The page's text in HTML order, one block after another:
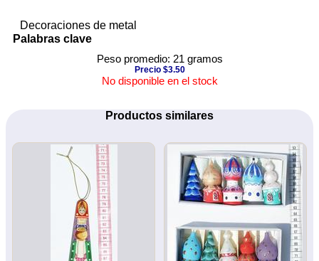
Decoraciones de metal
Palabras clave
Peso promedio: 21 gramos
Precio $3.50
No disponible en el stock
Productos similares